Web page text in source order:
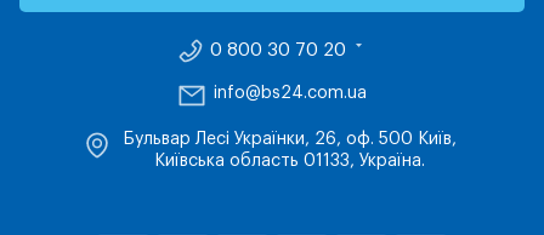
0 800 30 70 20
info@bs24.com.ua
Бульвар Лесі Українки, 26, оф. 500 Київ,
Київська область 01133, Україна.